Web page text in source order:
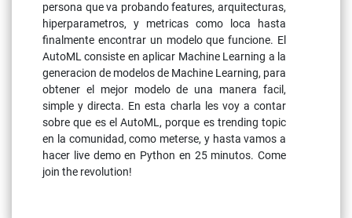
persona que va probando features, arquitecturas,
hiperparametros, y metricas como loca hasta
finalmente encontrar un modelo que funcione. El
AutoML consiste en aplicar Machine Learning a la
generacion de modelos de Machine Learning, para
obtener el mejor modelo de una manera facil,
simple y directa. En esta charla les voy a contar
sobre que es el AutoML, porque es trending topic
en la comunidad, como meterse, y hasta vamos a
hacer live demo en Python en 25 minutos. Come
join the revolution!